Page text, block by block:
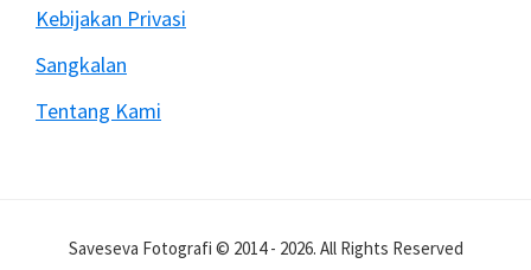
Kebijakan Privasi
Sangkalan
Tentang Kami
Saveseva Fotografi © 2014 - 2026. All Rights Reserved